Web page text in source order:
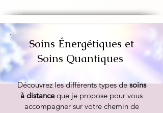
Soins Énergétiques et
Soins Quantiques
Découvrez les différents types desoins
à distanceque je propose pour vous
accompagner sur votre chemin de